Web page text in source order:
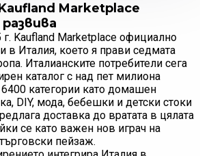
Marketplace
Kaufland Marketplace официално
в Италия, което я прави седмата
Италианските потребители сега
каталог с над пет милиона
категории като домашен
DIY, мода, бебешки и детски стоки
доставка до вратата в цялата
се като важен нов играч на
пейзаж.